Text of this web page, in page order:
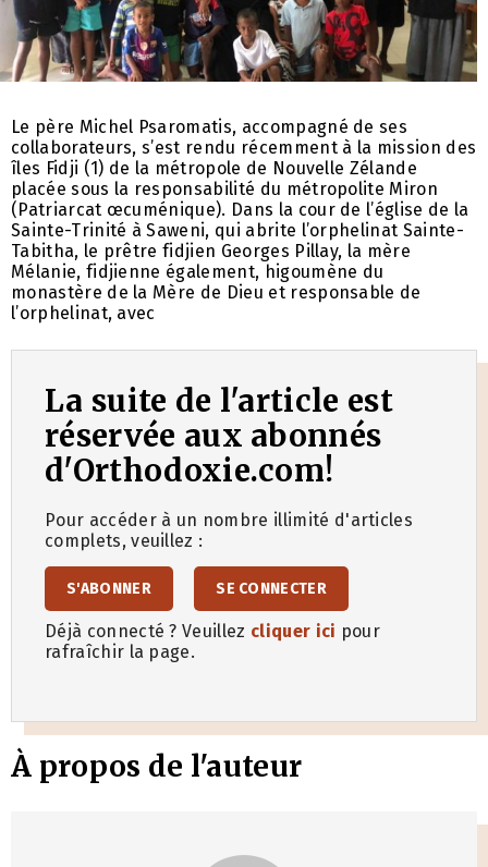
Le père Michel Psaromatis, accompagné de ses
collaborateurs, s’est rendu récemment à la mission des
îles Fidji (1) de la métropole de Nouvelle Zélande
placée sous la responsabilité du métropolite Miron
(Patriarcat œcuménique). Dans la cour de l’église de la
Sainte-Trinité à Saweni, qui abrite l’orphelinat Sainte-
Tabitha, le prêtre fidjien Georges Pillay, la mère
Mélanie, fidjienne également, higoumène du
monastère de la Mère de Dieu et responsable de
l’orphelinat, avec
La suite de l'article est
réservée aux abonnés
d'Orthodoxie.com!
Pour accéder à un nombre illimité d'articles
complets, veuillez :
S'ABONNER SE CONNECTER
Déjà connecté ? Veuillez cliquer ici pour
rafraîchir la page.
À propos de l'auteur